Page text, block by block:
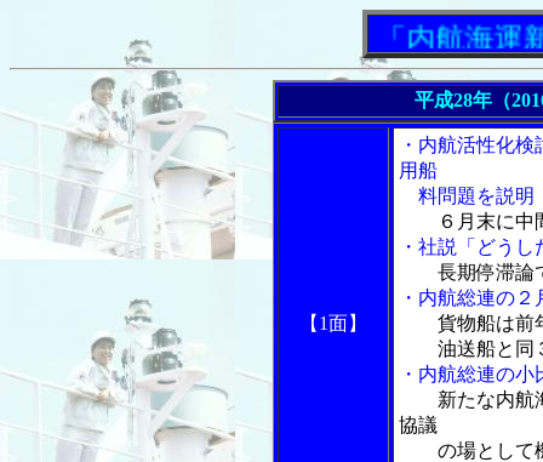
「内航海運新聞
平成28年（
【1面】
・内航活性化
用船
料問題を説明
６月末に
・社説「どう
長期停滞論
・内航総連の
貨物船は前
油送船と同３
・内航総連の
新たな内航
協議
の場として